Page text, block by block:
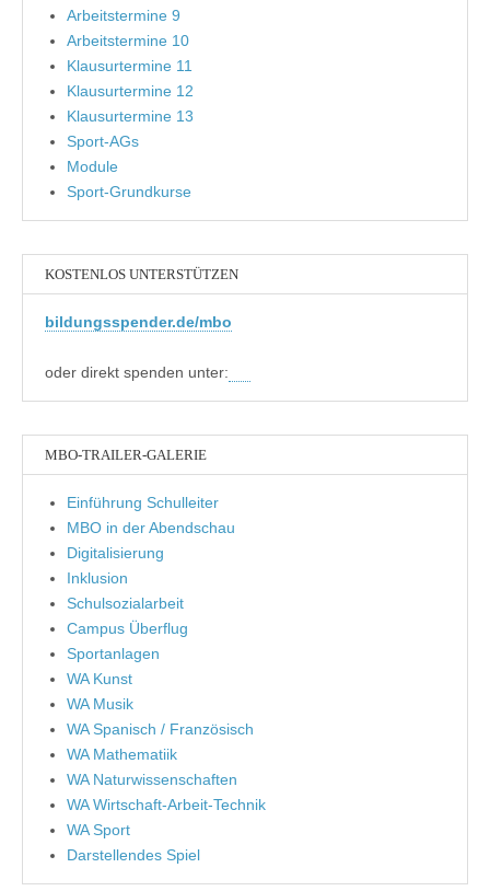
Arbeitstermine 9
Arbeitstermine 10
Klausurtermine 11
Klausurtermine 12
Klausurtermine 13
Sport-AGs
Module
Sport-Grundkurse
KOSTENLOS UNTERSTÜTZEN
bildungsspender.de/mbo
oder direkt spenden unter:
MBO-TRAILER-GALERIE
Einführung Schulleiter
MBO in der Abendschau
Digitalisierung
Inklusion
Schulsozialarbeit
Campus Überflug
Sportanlagen
WA Kunst
WA Musik
WA Spanisch / Französisch
WA Mathematiik
WA Naturwissenschaften
WA Wirtschaft-Arbeit-Technik
WA Sport
Darstellendes Spiel